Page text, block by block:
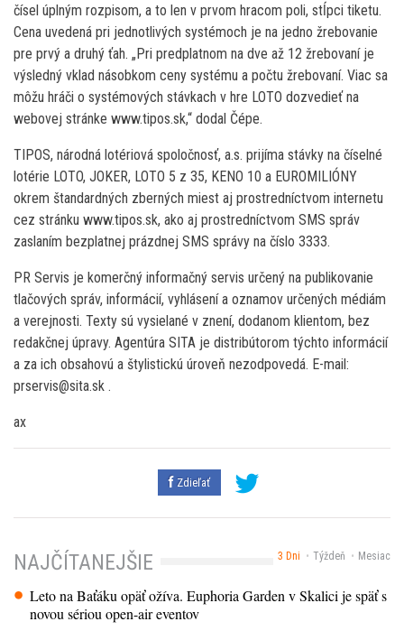
čísel úplným rozpisom, a to len v prvom hracom poli, stĺpci tiketu.
Cena uvedená pri jednotlivých systémoch je na jedno žrebovanie
pre prvý a druhý ťah. „Pri predplatnom na dve až 12 žrebovaní je
výsledný vklad násobkom ceny systému a počtu žrebovaní. Viac sa
môžu hráči o systémových stávkach v hre LOTO dozvedieť na
webovej stránke www.tipos.sk,“ dodal Čépe.
TIPOS, národná lotériová spoločnosť, a.s. prijíma stávky na číselné
lotérie LOTO, JOKER, LOTO 5 z 35, KENO 10 a EUROMILIÓNY
okrem štandardných zberných miest aj prostredníctvom internetu
cez stránku www.tipos.sk, ako aj prostredníctvom SMS správ
zaslaním bezplatnej prázdnej SMS správy na číslo 3333.
PR Servis je komerčný informačný servis určený na publikovanie
tlačových správ, informácií, vyhlásení a oznamov určených médiám
a verejnosti. Texty sú vysielané v znení, dodanom klientom, bez
redakčnej úpravy. Agentúra SITA je distribútorom týchto informácií
a za ich obsahovú a štylistickú úroveň nezodpovedá. E-mail:
prservis@sita.sk .
ax
Zdieľať
3 Dni Týždeň Mesiac
NAJČÍTANEJŠIE
Leto na Baťáku opäť ožíva. Euphoria Garden v Skalici je späť s
novou sériou open-air eventov